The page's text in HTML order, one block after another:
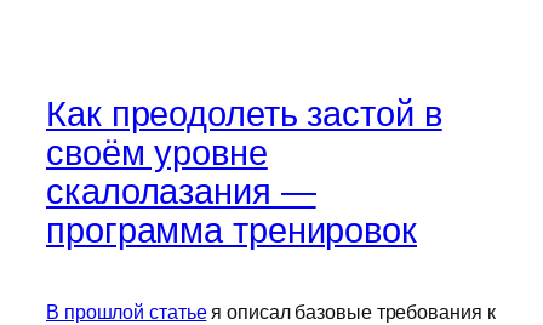
Как преодолеть застой в
своём уровне
скалолазания —
программа тренировок
В прошлой статьея описал базовые требования к